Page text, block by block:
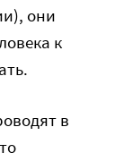
они
к
в